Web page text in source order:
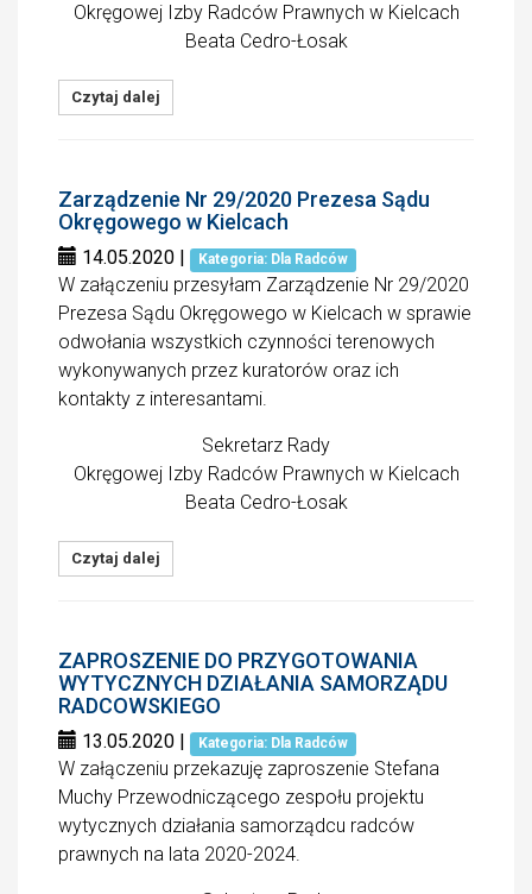
Okręgowej Izby Radców Prawnych w Kielcach
Beata Cedro-Łosak
Czytaj dalej
Zarządzenie Nr 29/2020 Prezesa Sądu
Okręgowego w Kielcach
14.05.2020 | Kategoria: Dla Radców
W załączeniu przesyłam Zarządzenie Nr 29/2020
Prezesa Sądu Okręgowego w Kielcach w sprawie
odwołania wszystkich czynności terenowych
wykonywanych przez kuratorów oraz ich
kontakty z interesantami.
Sekretarz Rady
Okręgowej Izby Radców Prawnych w Kielcach
Beata Cedro-Łosak
Czytaj dalej
ZAPROSZENIE DO PRZYGOTOWANIA
WYTYCZNYCH DZIAŁANIA SAMORZĄDU
RADCOWSKIEGO
13.05.2020 | Kategoria: Dla Radców
W załączeniu przekazuję zaproszenie Stefana
Muchy Przewodniczącego zespołu projektu
wytycznych działania samorządcu radców
prawnych na lata 2020-2024.